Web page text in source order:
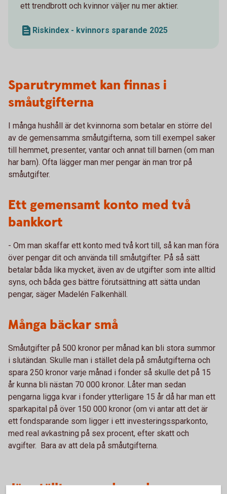
ett trendbrott och kvinnor väljer nu mer aktier.
Riskindex - kvinnors sparande 2025
Sparutrymmet kan finnas i
småutgifterna
I många hushåll är det kvinnorna som betalar en större del
av de gemensamma småutgifterna, som till exempel saker
till hemmet, presenter, vantar och annat till barnen (om man
har barn). Ofta lägger man mer pengar än man tror på
småutgifter.
Ett gemensamt konto med två
bankkort
- Om man skaffar ett konto med två kort till, så kan man föra
över pengar dit och använda till småutgifter. På så sätt
betalar båda lika mycket, även av de utgifter som inte alltid
syns, och båda ges bättre förutsättning att sätta undan
pengar, säger Madelén Falkenhäll.
Många bäckar små
Småutgifter på 500 kronor per månad kan bli stora summor
i slutändan. Skulle man i stället dela på småutgifterna och
spara 250 kronor varje månad i fonder så skulle det på 15
år kunna bli nästan 70 000 kronor. Låter man sedan
pengarna ligga kvar i fonder ytterligare 15 år då har man ett
sparkapital på över 150 000 kronor (om vi antar att det är
ett fondsparande som ligger i ett investeringssparkonto,
med real avkastning på sex procent, efter skatt och
avgifter. Bara av att dela på småutgifterna.
Jämställt sparande under